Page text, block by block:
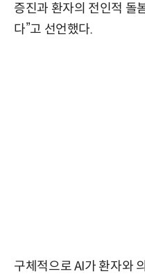
증진과 환자의 전인적 돌
다”고 선언했다.
구체적으로 AI가 환자와